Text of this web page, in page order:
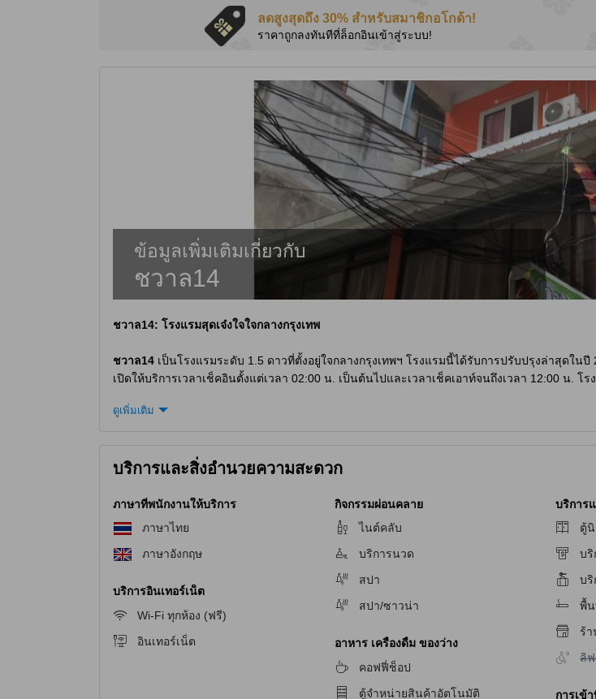
ลดสูงสุดถึง 30% สำหรับสมาชิกอโกด้า!
ราคาถูกลงทันทีที่ล็อกอินเข้าสู่ระบบ!
ข้อมูลเพิ่มเติมเกี่ยวกับ
ชวาล14
ชวาล14: โรงแรมสุดเจ๋งใจใจกลางกรุงเทพ
ชวาล14 เป็นโรงแรมระดับ 1.5 ดาวที่ตั้งอยู่ใจกลางกรุงเทพฯ โรงแรมนี้ได้รับการปรับปรุงล่าสุดใ
เปิดให้บริการเวลาเช็คอินตั้งแต่เวลา 02:00 น. เป็นต้นไปและเวลาเช็คเอาท์จนถึงเวลา 12:00 น.
โรงแรมนี้ยังมีนโยบายเด็กที่น่าสนใจ โดยเด็กอายุตั้งแต่ 4 ถึง 7 ปีสามารถพักผ่อนฟรีได้
คือสถานที่พักที่มีสิ่งอำนวยความสะดวกสำหรับการสนุกสนานและผ่อนคลายอย่างครบวงจ
สินค้าที่สะดวกสบายได้ตลอดเวลา นอกจากนี้ยังมีบาร์ที่น่าสนใจที่คุณสามารถนั่งพักผ่อนและสัมผัสบ
คืนที่น่าตื่นเต้น
ยังมีไนท์คลับที่น่าตื่นเต้นมาก คุณสามารถเพลิดเพลินกับเสียงเพลงที่ดีแล
สามารถเพลิดเพลินกับการผ่อนคลายและการดูแลสุขภาพของคุณได้อย่างเต็มที่
ชวาล14 ให้บริการสิ่งอำนวยความสะดวกที่หลากหลายเพื่อให้คุณมีประสบการณ์การเข้าพักที่สะดวก
เซฟเพื่อความปลอดภัย พื้นที่สูบบุหรี่ที่กำหนดไว้เฉพาะ การเชื่อมต่อ Wi-Fi ฟรีในทุกห้องพัก เพื่อความ
และเครื่องขายของอัตโนมัติ
ดูเพิ่มเติม
บริการและสิ่งอำนวยความสะดวก
ภาษาที่พนักงานให้บริการ
ภาษาไทย
ภาษาอังกฤษ
บริการอินเทอร์เน็ต
Wi-Fi ทุกห้อง (ฟรี)
อินเทอร์เน็ต
กิจกรรมผ่อนคลาย
ไนต์คลับ
บริการนวด
สปา
สปา/ซาวน่า
อาหาร เครื่องดื่ม ของว่าง
คอฟฟี่ช็อป
ตู้จำหน่ายสินค้าอัตโนมัติ
บริการ
ตู้
บริ
บริ
พื้
ร้
ไม่
ลิ
การเข้